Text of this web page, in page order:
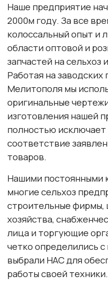
Наше предприятие
2000м году. За все
колоссальный опыт
области оптовой и
запчастей на сельхоз
Работая на
Мелитополя мы
оригинальные
изготовления нашей
полностью исключает
соответствие
товаров.
Нашими постоянными
многие сельхоз
строительные фирмы,
хозяйства,
лица и торгующие
четко определились
выбрали НАС для
работы своей техники.